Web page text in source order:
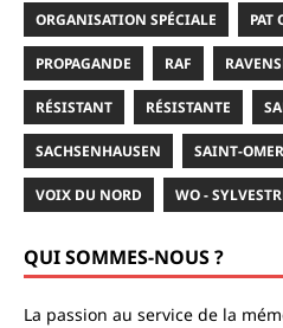
ORGANISATION SPÉCIALE PAT
PROPAGANDE RAF
RÉSISTANT RÉSISTANTE
SACHSENHAUSEN SAINT-OMER
VOIX DU NORD WO -
QUI SOMMES-NOUS ?
La passion au service de la